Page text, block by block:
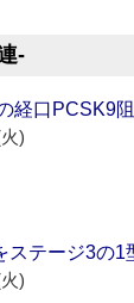
‐
経口PCSK9
)
ステージ3の1
)